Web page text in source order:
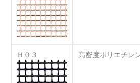
Ｈ０３ 高密度ポリエチレ